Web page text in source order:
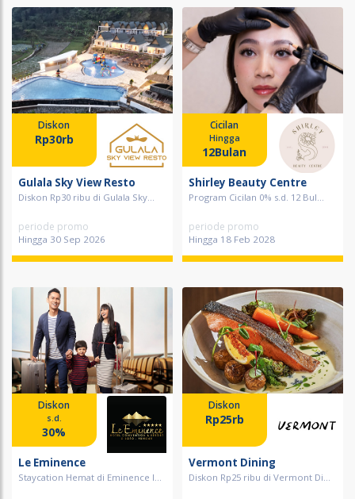
Diskon
Rp30rb
Gulala Sky View Resto
Diskon Rp30 ribu di Gulala Sky...
periode promo
Hingga 30 Sep 2026
Cicilan
Hingga
12Bulan
Shirley Beauty Centre
Program Cicilan 0% s.d. 12 Bul...
periode promo
Hingga 18 Feb 2028
Diskon
s.d.
30%
Le Eminence
Staycation Hemat di Eminence I...
Diskon
Rp25rb
Vermont Dining
Diskon Rp25 ribu di Vermont Di...